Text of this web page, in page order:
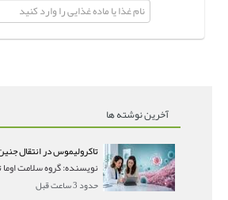
آخرین نوشته ها
حدود 3 ساعت قبل